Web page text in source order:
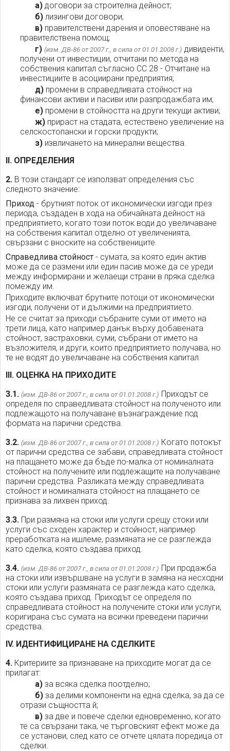
а)договори за строителна дейност;
б)лизингови договори;
в)правителствени дарения и оповестяване на
правителствена помощ;
г) (изм. ДВ-86 от 2007 г., в сила от 01.01.2008 г.) дивиденти,
получени от инвестиции, отчитани по метода на
собствения капитал съгласно СС 28 - Отчитане на
инвестициите в асоциирани предприятия;
д)промени в справедливата стойност на
финансови активи и пасиви или разпродажбата им;
е)промени в стойността на други текущи активи;
ж)прираст на стадата, естествено увеличение на
селскостопански и горски продукти;
з)извличането на минерални вещества.
II. ОПРЕДЕЛЕНИЯ
2. В този стандарт се използват определения със
следното значение:
Приход - брутният поток от икономически изгоди през
периода, създаден в хода на обичайната дейност на
предприятието, когато този поток води до увеличаване
на собствения капитал отделно от увеличенията,
свързани с вноските на собствениците.
Справедлива стойност - сумата, за която един актив
може да се размени или един пасив може да се уреди
между информирани и желаещи страни в пряка сделка
помежду им.
Приходите включват брутните потоци от икономически
изгоди, получени от и дължими на предприятието.
Не се считат за приходи събраните суми от името на
трети лица, като например данък върху добавената
стойност, застраховки, суми, събрани от името на
възложителя, и други, които предприятието получава, но
те не водят до увеличаване на собствения капитал.
III. ОЦЕНКА НА ПРИХОДИТЕ
3.1. (изм. ДВ-86 от 2007 г., в сила от 01.01.2008 г.) Приходът се
определя по справедливата стойност на полученото или
подлежащото на получаване възнаграждение под
формата на парични средства.
3.2. (изм. ДВ-86 от 2007 г., в сила от 01.01.2008 г.) Когато потокът
от парични средства се забави, справедливата стойност
на плащането може да бъде по-малка от номиналната
стойност на получените или подлежащите на получаване
парични средства. Разликата между справедливата
стойност и номиналната стойност на плащането се
признава за лихвен приход.
3.3. При размяна на стоки или услуги срещу стоки или
услуги със сходен характер и стойност, например
преработката на ишлеме, размяната не се разглежда
като сделка, която създава приход.
3.4. (изм. ДВ-86 от 2007 г., в сила от 01.01.2008 г.) При продажба
на стоки или извършване на услуги в замяна на несходни
стоки или услуги размяната се разглежда като сделка,
която създава приход. Приходът се определя по
справедливата стойност на получените стоки или услуги,
коригирана със сумата на всички преведени парични
средства.
IV. ИДЕНТИФИЦИРАНЕ НА СДЕЛКИТЕ
4. Критериите за признаване на приходите могат да се
прилагат:
а)за всяка сделка поотделно;
б)за делими компоненти на една сделка, за да се
отрази същността й;
в)за две и повече сделки едновременно, когато
те са свързани така, че търговският ефект може да
се установи, след като се отчете цялата поредица от
сделки.